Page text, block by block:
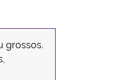
grossos.